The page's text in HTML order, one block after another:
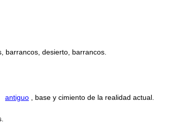
barrancos, desierto, barrancos.
antiguo , base y cimiento de la realidad actual.